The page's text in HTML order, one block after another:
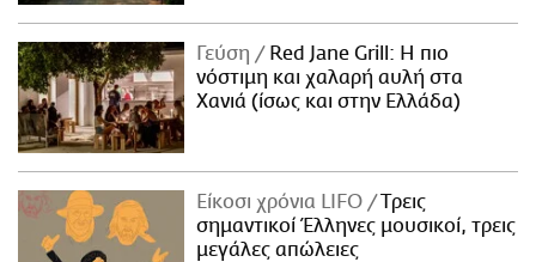
Γεύση
Red Jane Grill: Η πιο
νόστιμη και χαλαρή αυλή στα
Χανιά (ίσως και στην Ελλάδα)
Είκοσι χρόνια LIFO
Tρεις
σημαντικοί Έλληνες μουσικοί, τρεις
μεγάλες απώλειες